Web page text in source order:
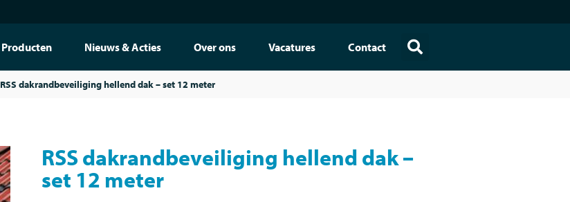
Producten Nieuws & Acties Over ons Vacatures Contact
RSS dakrandbeveiliging hellend dak – set 12 meter
RSS dakrandbeveiliging hellend dak –
set 12 meter